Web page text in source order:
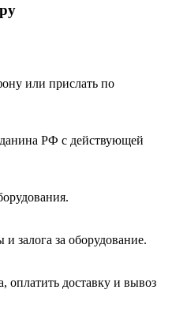
или прислать по
РФ с действующей
залога за оборудование.
оплатить доставку и вывоз